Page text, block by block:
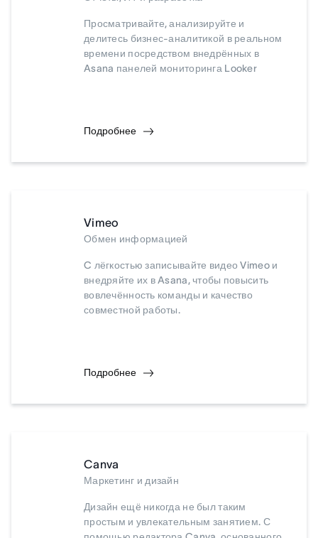
Просматривайте, анализируйте и
делитесь бизнес-аналитикой в реальном
времени посредством внедрённых в
Asana панелей мониторинга Looker
Подробнее
Vimeo
Обмен информацией
C лёгкостью записывайте видео Vimeo и
внедряйте их в Asana, чтобы повысить
вовлечённость команды и качество
совместной работы.
Подробнее
Canva
Маркетинг и дизайн
Дизайн ещё никогда не был таким
простым и увлекательным занятием. С